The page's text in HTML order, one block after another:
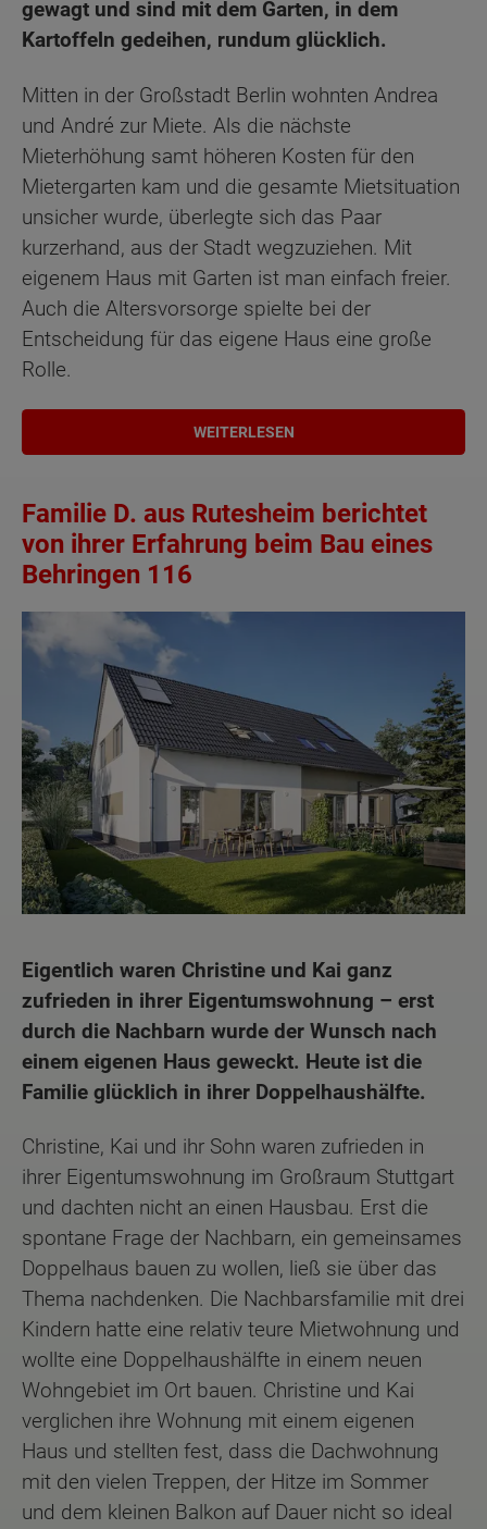
gewagt und sind mit dem Garten, in dem
Kartoffeln gedeihen, rundum glücklich.
Mitten in der Großstadt Berlin wohnten Andrea
und André zur Miete. Als die nächste
Mieterhöhung samt höheren Kosten für den
Mietergarten kam und die gesamte Mietsituation
unsicher wurde, überlegte sich das Paar
kurzerhand, aus der Stadt wegzuziehen. Mit
eigenem Haus mit Garten ist man einfach freier.
Auch die Altersvorsorge spielte bei der
Entscheidung für das eigene Haus eine große
Rolle.
WEITERLESEN
Familie D. aus Rutesheim berichtet
von ihrer Erfahrung beim Bau eines
Behringen 116
Eigentlich waren Christine und Kai ganz
zufrieden in ihrer Eigentumswohnung – erst
durch die Nachbarn wurde der Wunsch nach
einem eigenen Haus geweckt. Heute ist die
Familie glücklich in ihrer Doppelhaushälfte.
Christine, Kai und ihr Sohn waren zufrieden in
ihrer Eigentumswohnung im Großraum Stuttgart
und dachten nicht an einen Hausbau. Erst die
spontane Frage der Nachbarn, ein gemeinsames
Doppelhaus bauen zu wollen, ließ sie über das
Thema nachdenken. Die Nachbarsfamilie mit drei
Kindern hatte eine relativ teure Mietwohnung und
wollte eine Doppelhaushälfte in einem neuen
Wohngebiet im Ort bauen. Christine und Kai
verglichen ihre Wohnung mit einem eigenen
Haus und stellten fest, dass die Dachwohnung
mit den vielen Treppen, der Hitze im Sommer
und dem kleinen Balkon auf Dauer nicht so ideal